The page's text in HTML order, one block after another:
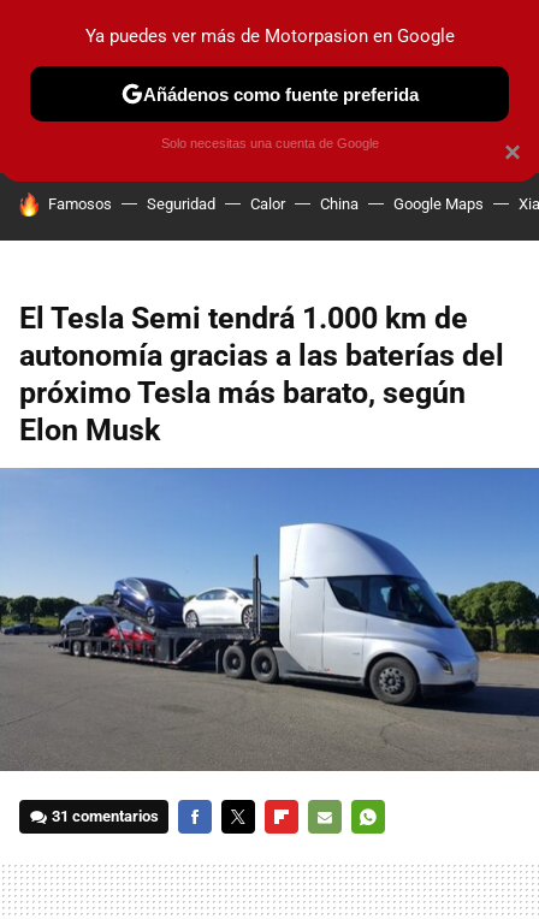
PRUEBAS COCHES ELÉCTRICOS OBSERVATORIO
HOY SE HABLA DE
Famosos Seguridad Calor China Google Maps
El Tesla Semi tendrá 1.000 km de
autonomía gracias a las baterías del
próximo Tesla más barato, según
Elon Musk
31 comentarios
MAIL
×
Ya puedes ver más de Motorpasion en Google
Añádenos como fuente preferida
Solo necesitas una cuenta de Google